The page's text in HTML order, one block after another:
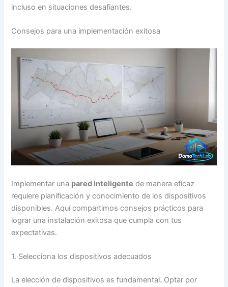
incluso en situaciones desafiantes.
Consejos para una implementación exitosa
Implementar una pared inteligente de manera eficaz
requiere planificación y conocimiento de los dispositivos
disponibles. Aquí compartimos consejos prácticos para
lograr una instalación exitosa que cumpla con tus
expectativas.
1. Selecciona los dispositivos adecuados
La elección de dispositivos es fundamental. Optar por